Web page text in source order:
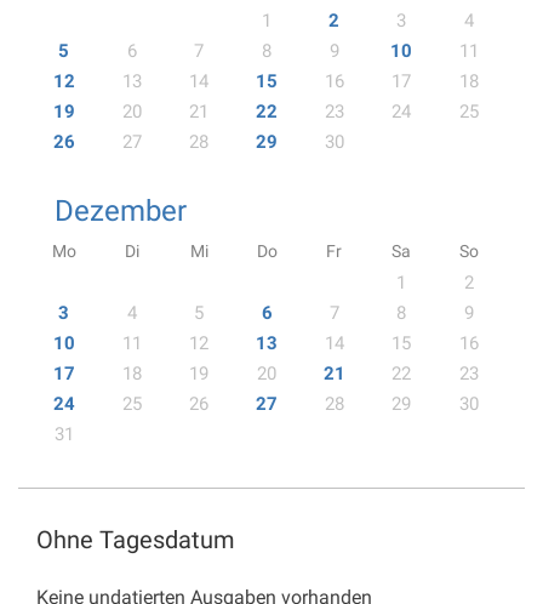
1 2 3
4
5
6 7 8 9 10
11
12
13 14 15 16 17
18
19
20 21 22 23 24
25
26
27 28 29 30
Dezember
Mo Di Mi Do Fr Sa So
1
2
3
4 5 6 7 8
9
10
11 12 13 14 15
16
17
18 19 20 21 22
23
24
25 26 27 28 29
30
31
Ohne Tagesdatum
Keine undatierten Ausgaben vorhanden